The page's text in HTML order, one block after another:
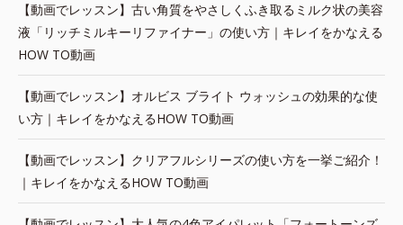
【動画でレッスン】古い角質をやさしくふき取るミルク状の美容
液「リッチミルキーリファイナー」の使い方｜キレイをかなえる
HOW TO動画
【動画でレッスン】オルビス ブライト ウォッシュの効果的な使
い方｜キレイをかなえるHOW TO動画
【動画でレッスン】クリアフルシリーズの使い方を一挙ご紹介！
｜キレイをかなえるHOW TO動画